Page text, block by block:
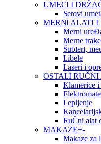
UMECI I
Setovi
MERNI ALATI I
Merni
Merne trake
Šubleri,
Libele
Laseri i
OSTALI RUČNI
Klamerice i
Lepljenje
RuČni alat
MAKAZE+-
Makaze za